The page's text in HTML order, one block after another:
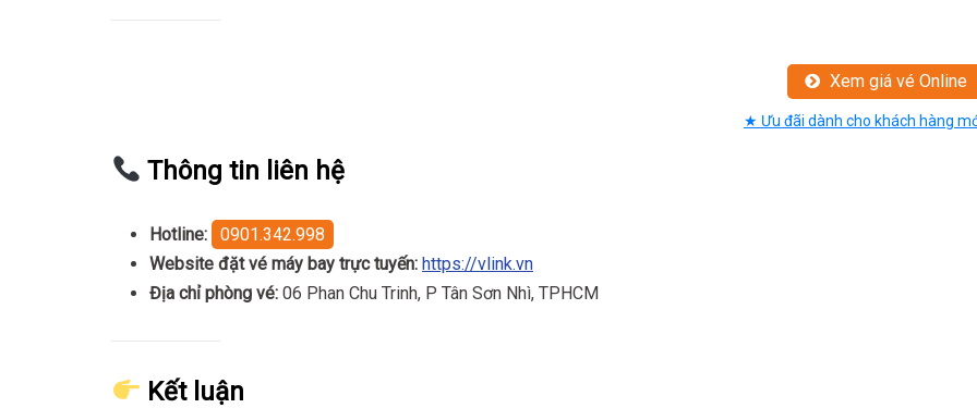
Xem giá vé Online
★ Ưu đãi dành cho khách hàng
Thông tin liên hệ
Hotline:
0901.342.998
Website đặt vé máy bay trực tuyến: https://vlink.vn
Địa chỉ phòng vé: 06 Phan Chu Trinh, P Tân Sơn Nhì, TPHCM
Kết luận